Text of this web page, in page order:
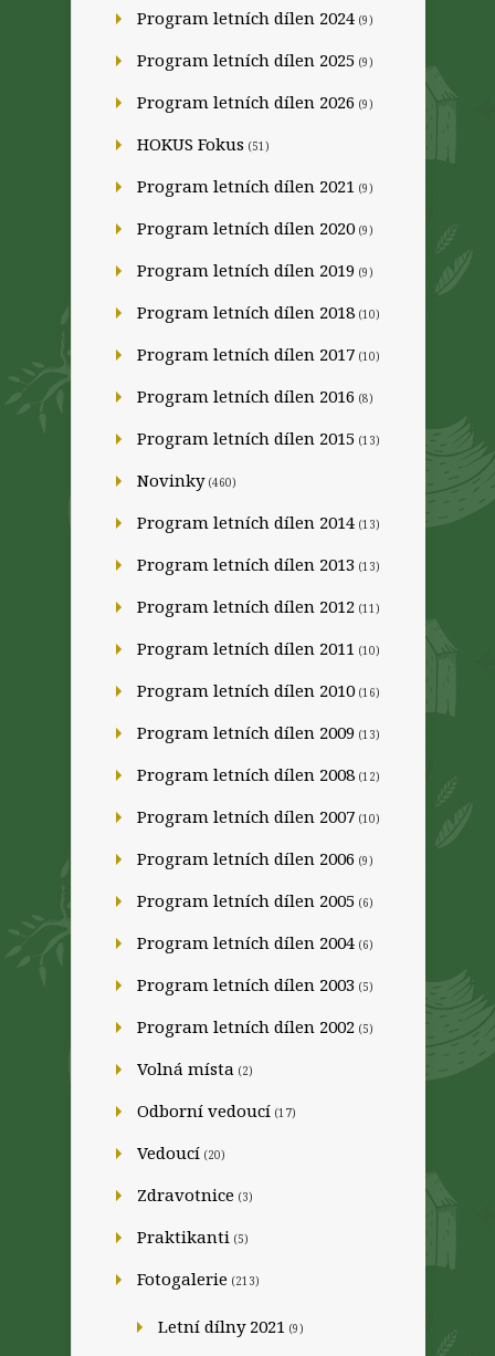
Program letních dílen 2024 (9)
Program letních dílen 2025 (9)
Program letních dílen 2026 (9)
HOKUS Fokus (51)
Program letních dílen 2021 (9)
Program letních dílen 2020 (9)
Program letních dílen 2019 (9)
Program letních dílen 2018 (10)
Program letních dílen 2017 (10)
Program letních dílen 2016 (8)
Program letních dílen 2015 (13)
Novinky(460)
Program letních dílen 2014 (13)
Program letních dílen 2013 (13)
Program letních dílen 2012 (11)
Program letních dílen 2011 (10)
Program letních dílen 2010 (16)
Program letních dílen 2009 (13)
Program letních dílen 2008 (12)
Program letních dílen 2007 (10)
Program letních dílen 2006 (9)
Program letních dílen 2005 (6)
Program letních dílen 2004 (6)
Program letních dílen 2003 (5)
Program letních dílen 2002 (5)
Volná místa (2)
Odborní vedoucí (17)
Vedoucí (20)
Zdravotnice (3)
Praktikanti (5)
Fotogalerie (213)
Letní dílny 2021 (9)